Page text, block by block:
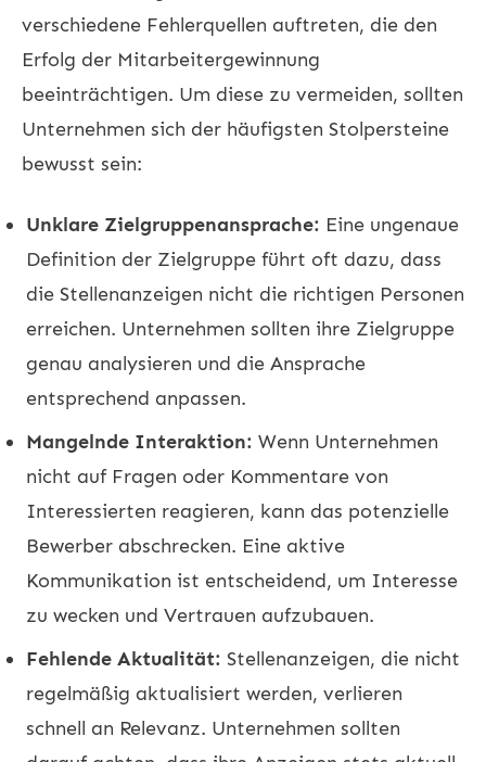
verschiedene Fehlerquellen auftreten, die den
Erfolg der Mitarbeitergewinnung
beeinträchtigen. Um diese zu vermeiden, sollten
Unternehmen sich der häufigsten Stolpersteine
bewusst sein:
Unklare Zielgruppenansprache: Eine ungenaue
Definition der Zielgruppe führt oft dazu, dass
die Stellenanzeigen nicht die richtigen Personen
erreichen. Unternehmen sollten ihre Zielgruppe
genau analysieren und die Ansprache
entsprechend anpassen.
Mangelnde Interaktion: Wenn Unternehmen
nicht auf Fragen oder Kommentare von
Interessierten reagieren, kann das potenzielle
Bewerber abschrecken. Eine aktive
Kommunikation ist entscheidend, um Interesse
zu wecken und Vertrauen aufzubauen.
Fehlende Aktualität: Stellenanzeigen, die nicht
regelmäßig aktualisiert werden, verlieren
schnell an Relevanz. Unternehmen sollten